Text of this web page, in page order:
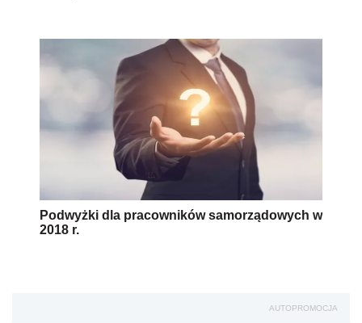
Podwyżki dla pracowników samorządowych w
2018 r.
AUTOPROMOCJA